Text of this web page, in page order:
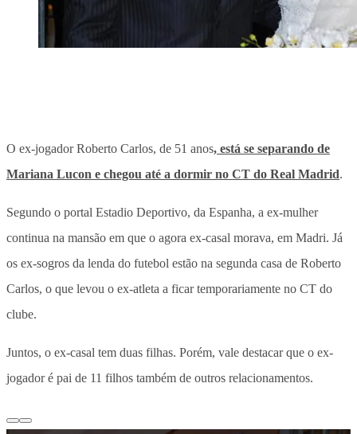
O ex-jogador Roberto Carlos, de 51 anos, está se separando de
Mariana Lucon e chegou até a dormir no CT do Real Madrid.
Segundo o portal Estadio Deportivo, da Espanha, a ex-mulher
continua na mansão em que o agora ex-casal morava, em Madri. Já
os ex-sogros da lenda do futebol estão na segunda casa de Roberto
Carlos, o que levou o ex-atleta a ficar temporariamente no CT do
clube.
Juntos, o ex-casal tem duas filhas. Porém, vale destacar que o ex-
jogador é pai de 11 filhos também de outros relacionamentos.